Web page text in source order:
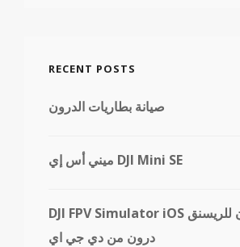
RECENT POSTS
صيانة بطاريات الدرون
ميني أس إي DJI Mini SE
DJI FPV Simulator iOS محاكي الدرون للريسنق
درون من دي جي اي